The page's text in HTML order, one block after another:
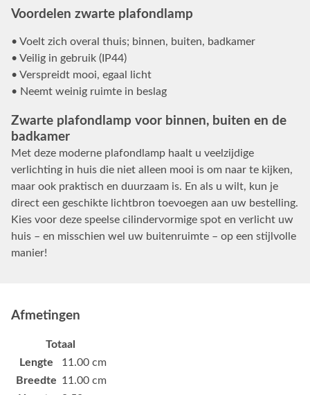
Voordelen zwarte plafondlamp
• Voelt zich overal thuis; binnen, buiten, badkamer
• Veilig in gebruik (IP44)
• Verspreidt mooi, egaal licht
• Neemt weinig ruimte in beslag
Zwarte plafondlamp voor binnen, buiten en de
badkamer
Met deze moderne plafondlamp haalt u veelzijdige
verlichting in huis die niet alleen mooi is om naar te kijken,
maar ook praktisch en duurzaam is. En als u wilt, kun je
direct een geschikte lichtbron toevoegen aan uw bestelling.
Kies voor deze speelse cilindervormige spot en verlicht uw
huis – en misschien wel uw buitenruimte – op een stijlvolle
manier!
Afmetingen
Totaal
Lengte
11.00 cm
Breedte 11.00 cm